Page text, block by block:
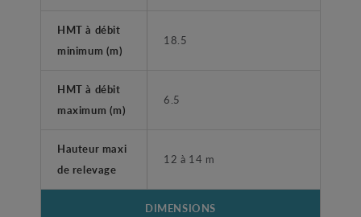
HMT à débit
minimum (m)
18.5
HMT à débit
maximum (m)
6.5
Hauteur maxi
de relevage
12 à 14 m
DIMENSIONS